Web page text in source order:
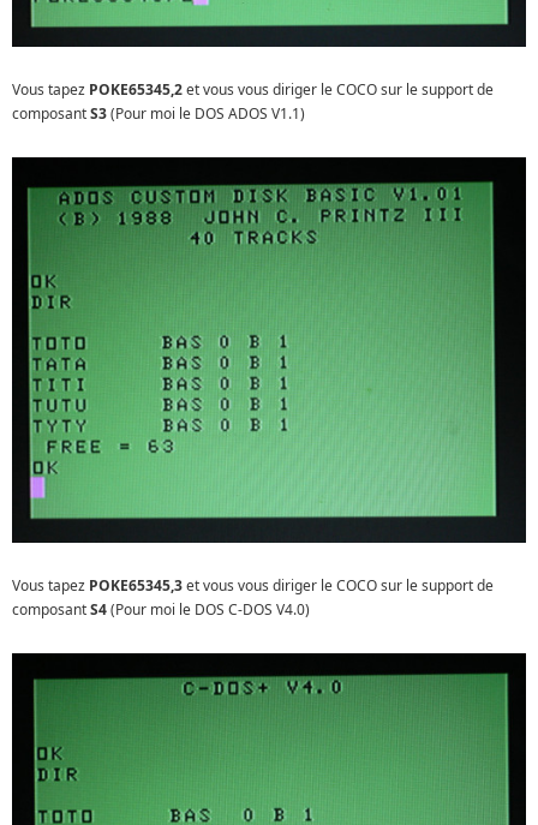
Vous tapez POKE65345,2et vous vous diriger le COCO sur le support de
composantS3(Pour moi le DOS ADOS V1.1)
Vous tapez POKE65345,3et vous vous diriger le COCO sur le support de
composantS4(Pour moi le DOS C-DOS V4.0)